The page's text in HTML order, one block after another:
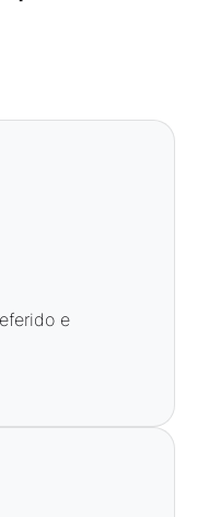
e